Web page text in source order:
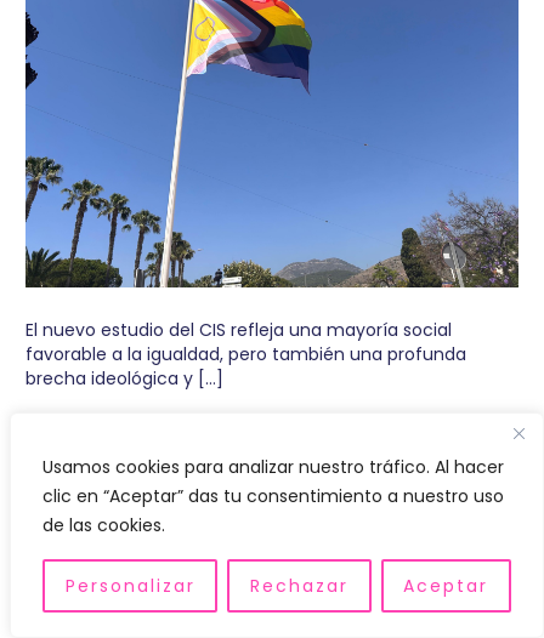
Usamos cookies para analizar nuestro tráfico. Al hacer
clic en “Aceptar” das tu consentimiento a nuestro uso
de las cookies.
Personalizar Rechazar Aceptar
El nuevo estudio del CIS refleja una mayoría social
favorable a la igualdad, pero también una profunda
brecha ideológica y […]
Actualidad
La FELGTBI+ llevará al World Pride
de Ámsterdam los avances